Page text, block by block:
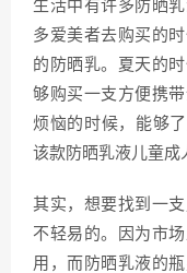
生活中有许多防晒
多爱美者去购买的
的防晒乳。夏天的
够购买一支方便携
烦恼的时候，能够
该款防晒乳液儿童成
其实，想要找到一
不轻易的。因为市
用，而防晒乳液的